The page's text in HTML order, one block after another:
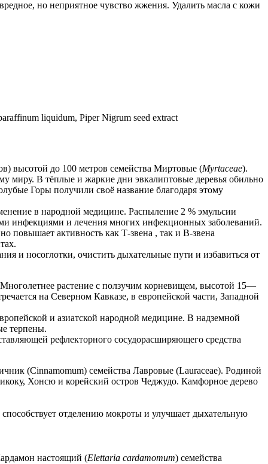
но неприятное чувство жжения. Удалить масла с кожи
liquidum, Piper Nigrum seed extract
высотой до 100 метров семейства Миртовые (Myrtaceae).
миру. В тёплые и жаркие дни эвкалиптовые деревья обильно
Горы получили своё название благодаря этому
в народной медицине. Распыление 2 % эмульсии
инфекциями и лечения многих инфекционных заболеваний.
повышает активность как Т-звена , так и В-звена
и носоглотки, очистить дыхательные пути и избавиться от
растение с ползучим корневищем, высотой 15—
на Северном Кавказе, в европейской части, Западной
и азиатской народной медицине. В надземной
терпены.
рефлекторного сосудорасширяющего средства
(Cinnamomum) семейства Лавровые (Lauraceae). Родиной
Хонсю и корейский остров Чеджудо. Камфорное дерево
отделению мокроты и улучшает дыхательную
настоящий (Elettaria cardamomum) семейства